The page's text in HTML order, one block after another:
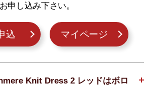
申し込み下さい。
込 マイページ
Knit Dress 2 レッドはボロ